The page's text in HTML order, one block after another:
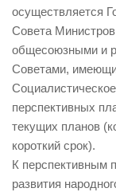
осуществляется
Совета
общесоюзными и
Советами,
перспективных
текущих планов
короткий срок).
К перспективным
развития